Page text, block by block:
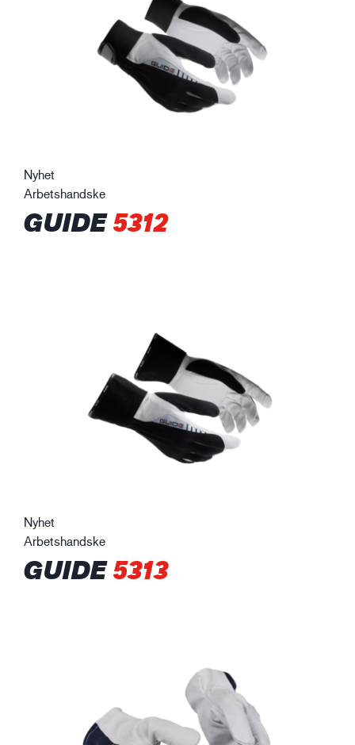
Nyhet
Arbetshandske
GUIDE5312
Nyhet
Arbetshandske
GUIDE5313